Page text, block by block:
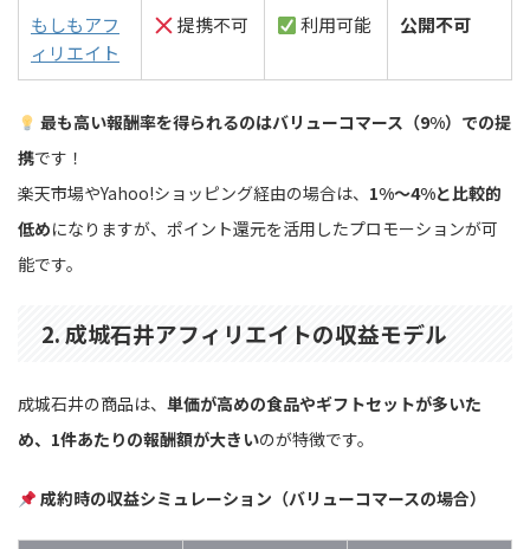
もしもアフ
ィリエイト
提携不可 利用可能 公開不可
最も高い報酬率を得られるのはバリューコマース（9%）での提
携です！
楽天市場やYahoo!ショッピング経由の場合は、 1%〜4%と比較的
低めになりますが、ポイント還元を活用したプロモーションが可
能です。
2. 成城石井アフィリエイトの収益モデル
成城石井の商品は、 単価が高めの食品やギフトセットが多いた
め、1件あたりの報酬額が大きいのが特徴です。
成約時の収益シミュレーション（バリューコマースの場合）